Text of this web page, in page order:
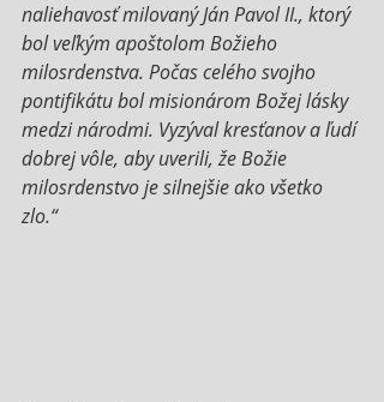
naliehavosť milovaný Ján Pavol II., ktorý
bol veľkým apoštolom Božieho
milosrdenstva. Počas celého svojho
pontifikátu bol misionárom Božej lásky
medzi národmi. Vyzýval kresťanov a ľudí
dobrej vôle, aby uverili, že Božie
milosrdenstvo je silnejšie ako všetko
zlo.“